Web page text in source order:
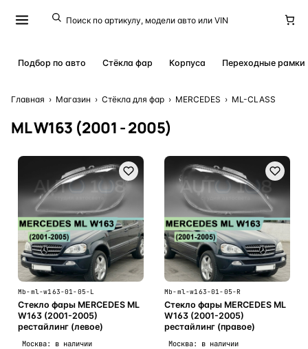
Подбор по авто Стёкла фар Корпуса Переходные рамки
Главная › Магазин › Стёкла для фар › MERCEDES › ML-CLASS
ML W163 (2001 - 2005)
Mb-ml-w163-01-05-L
Стекло фары MERCEDES ML
W163 (2001-2005)
рестайлинг (левое)
Москва: в наличии
Mb-ml-w163-01-05-R
Стекло фары MERCEDES ML
W163 (2001-2005)
рестайлинг (правое)
Москва: в наличии